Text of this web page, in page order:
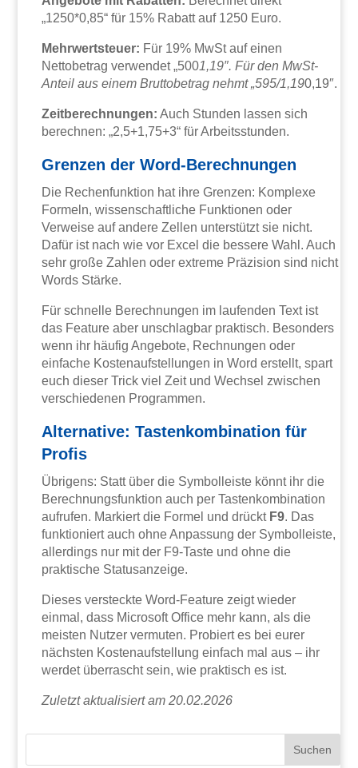
„1250*0,85“ für 15% Rabatt auf 1250 Euro.
Mehrwertsteuer: Für 19% MwSt auf einen
Nettobetrag verwendet „5001,19″. Für den MwSt-
Anteil aus einem Bruttobetrag nehmt „595/1,190,19″.
Zeitberechnungen: Auch Stunden lassen sich
berechnen: „2,5+1,75+3“ für Arbeitsstunden.
Grenzen der Word-Berechnungen
Die Rechenfunktion hat ihre Grenzen: Komplexe
Formeln, wissenschaftliche Funktionen oder
Verweise auf andere Zellen unterstützt sie nicht.
Dafür ist nach wie vor Excel die bessere Wahl. Auch
sehr große Zahlen oder extreme Präzision sind nicht
Words Stärke.
Für schnelle Berechnungen im laufenden Text ist
das Feature aber unschlagbar praktisch. Besonders
wenn ihr häufig Angebote, Rechnungen oder
einfache Kostenaufstellungen in Word erstellt, spart
euch dieser Trick viel Zeit und Wechsel zwischen
verschiedenen Programmen.
Alternative: Tastenkombination für
Profis
Übrigens: Statt über die Symbolleiste könnt ihr die
Berechnungsfunktion auch per Tastenkombination
aufrufen. Markiert die Formel und drückt F9. Das
funktioniert auch ohne Anpassung der Symbolleiste,
allerdings nur mit der F9-Taste und ohne die
praktische Statusanzeige.
Dieses versteckte Word-Feature zeigt wieder
einmal, dass Microsoft Office mehr kann, als die
meisten Nutzer vermuten. Probiert es bei eurer
nächsten Kostenaufstellung einfach mal aus – ihr
werdet überrascht sein, wie praktisch es ist.
Zuletzt aktualisiert am 20.02.2026